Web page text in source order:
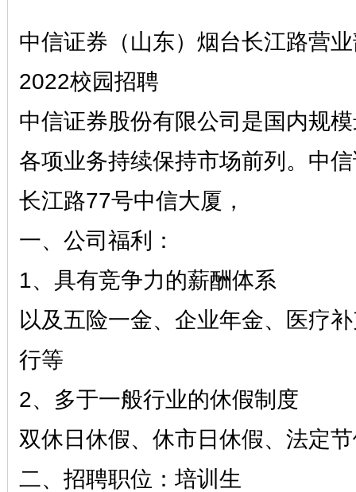
中信证券（山东）烟台长江路营
2022校园招聘
中信证券股份有限公司是国内规
各项业务持续保持市场前列。中
长江路77号中信大厦，
一、公司福利：
1、具有竞争力的薪酬体系
以及五险一金、企业年金、医疗
行等
2、多于一般行业的休假制度
双休日休假、休市日休假、法定
二、招聘职位：培训生